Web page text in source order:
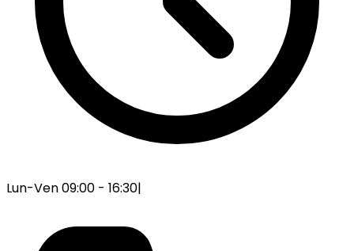
Lun-Ven 09:00 - 16:30|